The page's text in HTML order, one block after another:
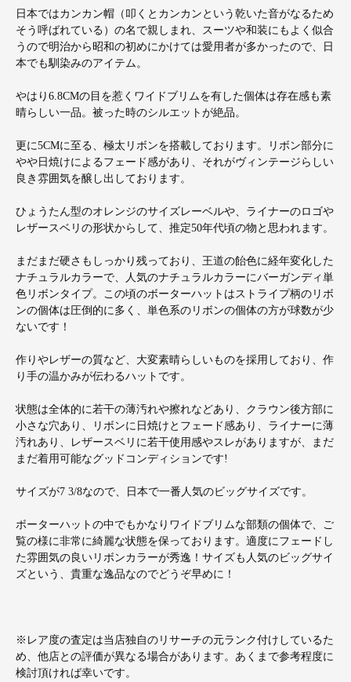
日本ではカンカン帽（叩くとカンカンという乾いた音がなるため
そう呼ばれている）の名で親しまれ、スーツや和装にもよく似合
うので明治から昭和の初めにかけては愛用者が多かったので、日
本でも馴染みのアイテム。
やはり6.8CMの目を惹くワイドブリムを有した個体は存在感も素
晴らしい一品。被った時のシルエットが絶品。
更に5CMに至る、極太リボンを搭載しております。リボン部分に
やや日焼けによるフェード感があり、それがヴィンテージらしい
良き雰囲気を醸し出しております。
ひょうたん型のオレンジのサイズレーベルや、ライナーのロゴや
レザースベリの形状からして、推定50年代頃の物と思われます。
まだまだ硬さもしっかり残っており、王道の飴色に経年変化した
ナチュラルカラーで、人気のナチュラルカラーにバーガンディ単
色リボンタイプ。この頃のボーターハットはストライプ柄のリボ
ンの個体は圧倒的に多く、単色系のリボンの個体の方が球数が少
ないです！
作りやレザーの質など、大変素晴らしいものを採用しており、作
り手の温かみが伝わるハットです。
状態は全体的に若干の薄汚れや擦れなどあり、クラウン後方部に
小さな穴あり、リボンに日焼けとフェード感あり、ライナーに薄
汚れあり、レザースベリに若干使用感やスレがありますが、まだ
まだ着用可能なグッドコンディションです!
サイズが7 3/8なので、日本で一番人気のビッグサイズです。
ボーターハットの中でもかなりワイドブリムな部類の個体で、ご
覧の様に非常に綺麗な状態を保っております。適度にフェードし
た雰囲気の良いリボンカラーが秀逸！サイズも人気のビッグサイ
ズという、貴重な逸品なのでどうぞ早めに！
※レア度の査定は当店独自のリサーチの元ランク付けしているた
め、他店との評価が異なる場合があります。あくまで参考程度に
検討頂ければ幸いです。